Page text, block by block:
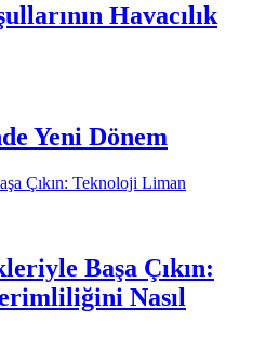
Havacılık
Yeni Dönem
Başa Çıkın:
Nasıl